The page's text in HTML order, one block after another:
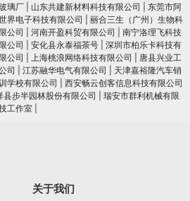
璃厂 山东共建新材料科技有限公司
东莞市阿
界电子科技有限公司
丽合三生（广州）生物科
公司 河南开盈科贸有限公司
南宁洛理飞科技
公司 安化县永泰福茶号
深圳市柏乐卡科技有
公司 上海桃浪网络科技有限公司
唐县兴业工
司 江苏融华电气有限公司
天津嘉裕隆汽车销
学校有限公司
西安畅云创客信息科技有限公司
县步半园林股份有限公司
瑞安市群利机械有限
工作室
关于我们